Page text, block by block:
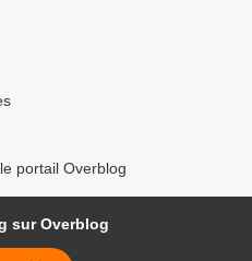
portail Overblog
sur Overblog